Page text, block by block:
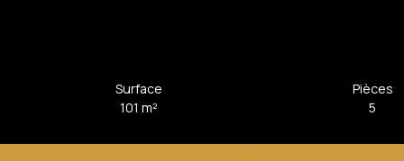
Surface
101 m²
Pièces
5